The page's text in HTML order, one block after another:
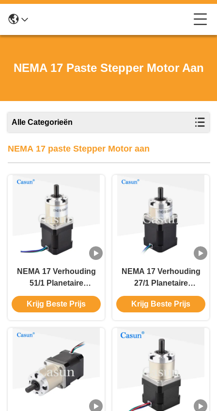
NEMA 17 Paste Stepper Motor Aan
Alle Categorieën
NEMA 17 paste Stepper Motor aan
NEMA 17 Verhouding
51/1 Planetaire
versnellingsmotor
Reducer
versnellingsbak voor
CNC-mechanische arm
Krijg Beste Prijs
NEMA 17 Verhouding
27/1 Planetaire
versnellingsmotor
reducer
met versnellingsbak
voor CNC-mechanische
arm
Krijg Beste Prijs